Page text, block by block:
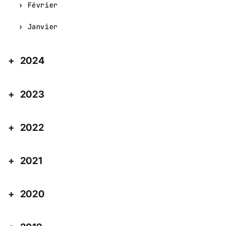
Février
Janvier
2024
2023
2022
2021
2020